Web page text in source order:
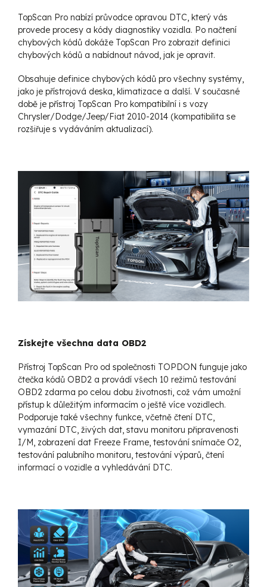
TopScan Pro nabízí průvodce opravou DTC, který vás
provede procesy a kódy diagnostiky vozidla. Po načtení
chybových kódů dokáže TopScan Pro zobrazit definici
chybových kódů a nabídnout návod, jak je opravit.
Obsahuje definice chybových kódů pro všechny systémy,
jako je přístrojová deska, klimatizace a další. V současné
době je přístroj TopScan Pro kompatibilní i s vozy
Chrysler/Dodge/Jeep/Fiat 2010-2014 (kompatibilita se
rozšiřuje s vydáváním aktualizací).
Získejte všechna data OBD2
Přístroj TopScan Pro od společnosti TOPDON funguje jako
čtečka kódů OBD2 a provádí všech 10 režimů testování
OBD2 zdarma po celou dobu životnosti, což vám umožní
přístup k důležitým informacím o ještě více vozidlech.
Podporuje také všechny funkce, včetně čtení DTC,
vymazání DTC, živých dat, stavu monitoru připravenosti
I/M, zobrazení dat Freeze Frame, testování snímače O2,
testování palubního monitoru, testování výparů, čtení
informací o vozidle a vyhledávání DTC.